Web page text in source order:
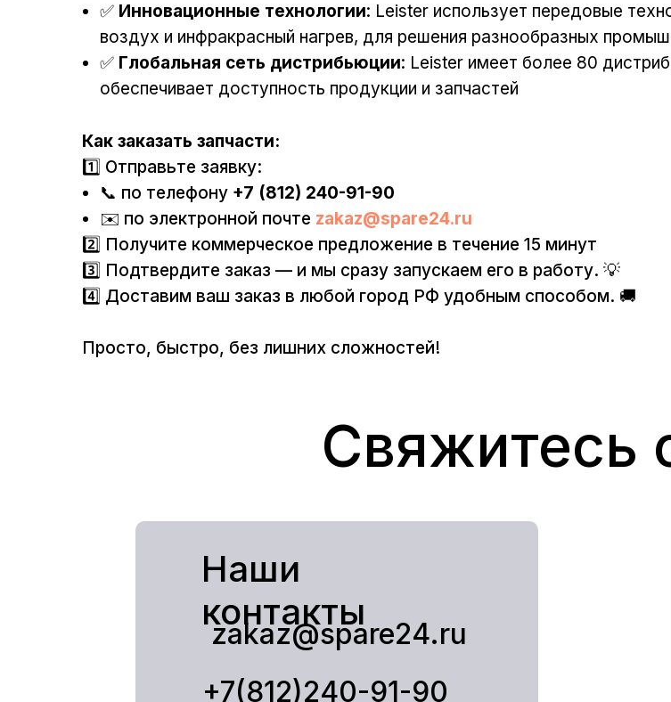
Как заказать запчасти:
1️⃣ Отправьте заявку:
📞 по телефону +7 (812) 240-91-90
✉️ по электронной почте zakaz@spare24.ru
2️⃣ Получите коммерческое предложение в течение 15 минут
3️⃣ Подтвердите заказ — и мы сразу запускаем его в работу. 💡
4️⃣ Доставим ваш заказ в любой город РФ удобным способом. 🚚
Просто, быстро, без лишних сложностей!
✅ Инновационные технологии: Leister использует передовые
воздух и инфракрасный нагрев, для решения разнообразных
✅ Глобальная сеть дистрибьюции: Leister имеет более 80
обеспечивает доступность продукции и запчастей
Свяжитесь
+7(812)240-91-90
zakaz@spare24.ru
Наши
контакты